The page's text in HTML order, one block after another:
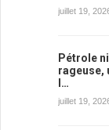
juillet 19,
Pétrole
rageuse,
l…
juillet 19,